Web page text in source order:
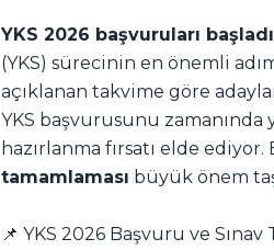
YKS 2026 başvuruları
(YKS) sürecinin en önemli
açıklanan takvime göre
YKS başvurusunu zamanında
hazırlanma fırsatı elde
tamamlaması büyük önem
📌 YKS 2026 Başvuru ve